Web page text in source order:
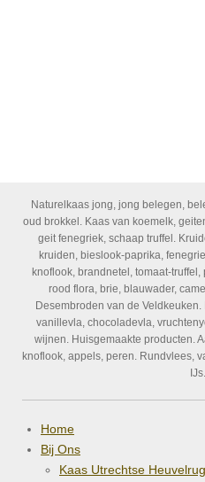
Naturelkaas jong, jong belegen,
oud brokkel. Kaas van koemelk,
geit fenegriek, schaap truffel.
kruiden, bieslook-paprika,
knoflook, brandnetel, tomaat-
rood flora, brie, blauwader,
Desembroden van de
vanillevla, chocoladevla,
wijnen. Huisgemaakte producten.
knoflook, appels, peren. Rundvlees,
IJs.
Home
Bij Ons
Kaas Utrechtse Heuvelrug